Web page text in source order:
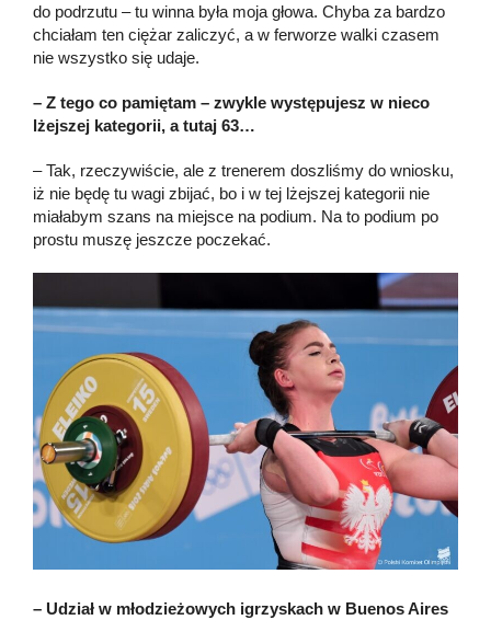
do podrzutu – tu winna była moja głowa. Chyba za bardzo
chciałam ten ciężar zaliczyć, a w ferworze walki czasem
nie wszystko się udaje.
– Z tego co pamiętam – zwykle występujesz w nieco
lżejszej kategorii, a tutaj 63…
– Tak, rzeczywiście, ale z trenerem doszliśmy do wniosku,
iż nie będę tu wagi zbijać, bo i w tej lżejszej kategorii nie
miałabym szans na miejsce na podium. Na to podium po
prostu muszę jeszcze poczekać.
– Udział w młodzieżowych igrzyskach w Buenos Aires